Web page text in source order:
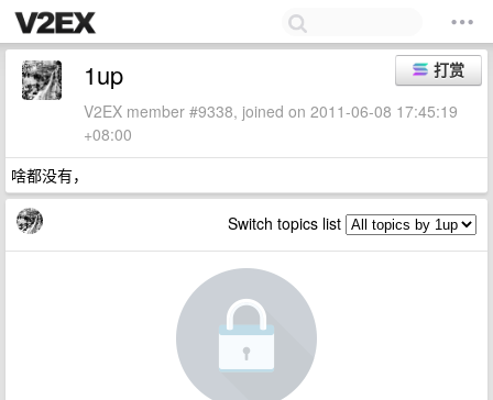
打赏
1up
V2EX member #9338, joined on 2011-06-08 17:45:19
+08:00
啥都没有，
Switch topics list